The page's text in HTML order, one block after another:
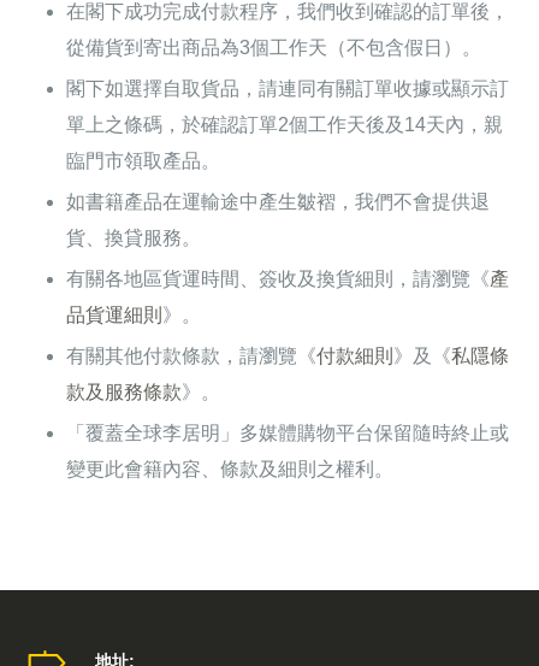
在閣下成功完成付款程序，我們收到確認的訂單後，
從備貨到寄出商品為3個工作天（不包含假日）。
閣下如選擇自取貨品，請連同有關訂單收據或顯示訂
單上之條碼，於確認訂單2個工作天後及14天內，親
臨門市領取產品。
如書籍產品在運輸途中產生皺褶，我們不會提供退
貨、換貸服務。
有關各地區貨運時間、簽收及換貨細則，請瀏覽《產
品貨運細則 》。
有關其他付款條款，請瀏覽《付款細則 》及《私隱條
款及服務條款》。
「覆蓋全球李居明」多媒體購物平台保留隨時終止或
變更此會籍內容、條款及細則之權利。
地址: